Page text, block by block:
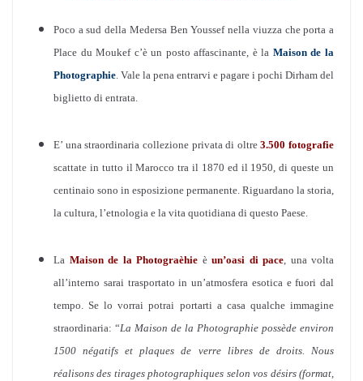
Poco a sud della Medersa Ben Youssef nella viuzza che porta a
Place du Moukef c’è un posto affascinante, è la Maison de la
Photographie. Vale la pena entrarvi e pagare i pochi Dirham del
biglietto di entrata.
E’ una straordinaria collezione privata di oltre3.500 fotografie
scattate in tutto il Marocco tra il 1870 ed il 1950, di queste un
centinaio sono in esposizione permanente. Riguardano la storia,
la cultura, l’etnologia e la vita quotidiana di questo Paese.
La Maison de la Photograèhie è un’oasi di pace, una volta
all’interno sarai trasportato in un’atmosfera esotica e fuori dal
tempo. Se lo vorrai potrai portarti a casa qualche immagine
straordinaria: “La Maison de la Photographie possède environ
1500 négatifs et plaques de verre libres de droits. Nous
réalisons des tirages photographiques selon vos désirs (format,